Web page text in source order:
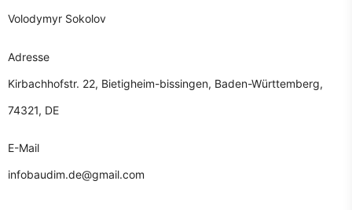
Volodymyr Sokolov
Adresse
Kirbachhofstr. 22, Bietigheim-bissingen, Baden-Württemberg,
74321, DE
E-Mail
infobaudim.de@gmail.com